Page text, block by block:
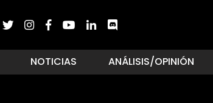
NOTICIAS ANÁLISIS/OPINIÓN